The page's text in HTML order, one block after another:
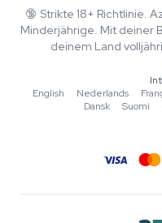
FAQ
Datenschutzrichtlinie
Blog
Musik
Redaktionelle Standards
Tools & Rechner
🔞 Strikte 18+ Richtlinie.
Minderjährige. Mit deiner
deinem Land
English
·Nederlands ·
Dansk
·Suomi ·